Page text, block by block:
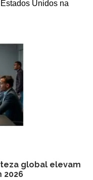
Unidos na
global elevam
2026